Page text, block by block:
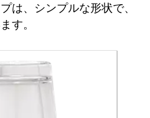
は、シンプルな形状で、
す。